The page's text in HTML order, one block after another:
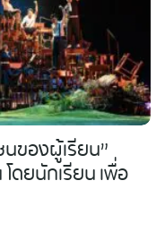
ของผู้เรียน”
ดยนักเรียน เพื่อ